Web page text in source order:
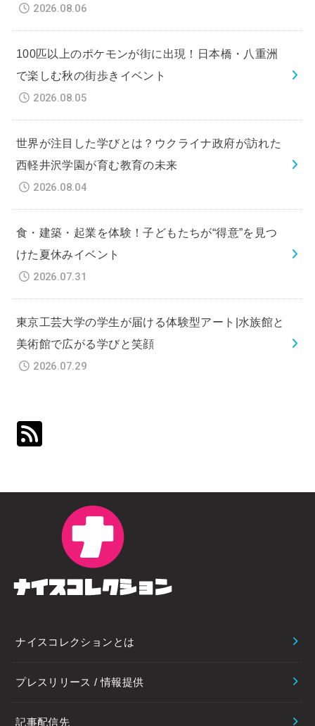
2026.08.06
100匹以上のポケモンが街に出現！日本橋・八重洲
で楽しむ秋の街歩きイベント
2026.08.05
世界が注目した学びとは？ウクライナ政府が訪れた
西軽井沢学園が育む教育の未来
2026.08.04
食・建築・起業を体験！子どもたちが“得意”を見つ
けた夏休みイベント
2026.07.31
東京工芸大学の学生が届ける体験型アート|水族館と
美術館で広がる学びと笑顔
2026.07.29
ナイスコレクションとは
プレスリリース / 情報提供
記事配信先